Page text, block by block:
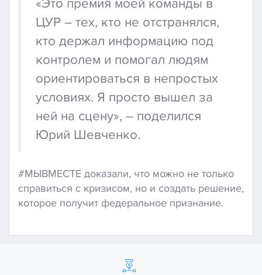
«Это премия моей команды в
ЦУР – тех, кто не отстранялся,
кто держал информацию под
контролем и помогал людям
ориентироваться в непростых
условиях. Я просто вышел за
ней на сцену», – поделился
Юрий Шевченко.
#МЫВМЕСТЕ доказали, что можно не только
справиться с кризисом, но и создать решение,
которое получит федеральное признание.